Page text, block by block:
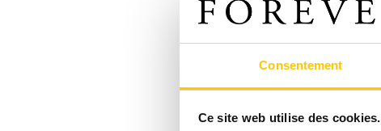
Consentement
Ce site web utilise des cookies.